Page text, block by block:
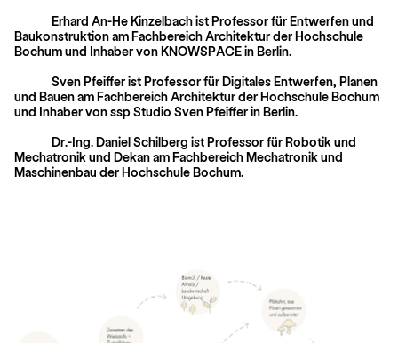
Erhard An-He Kinzelbach ist Professor für Entwerfen und
Baukonstruktion am Fachbereich Architektur der Hochschule
Bochum und Inhaber von KNOWSPACE in Berlin.
Sven Pfeiffer ist Professor für Digitales Entwerfen, Planen
und Bauen am Fachbereich Architektur der Hochschule Bochum
und Inhaber von ssp Studio Sven Pfeiffer in Berlin.
Dr.-Ing. Daniel Schilberg ist Professor für Robotik und
Mechatronik und Dekan am Fachbereich Mechatronik und
Maschinenbau der Hochschule Bochum.